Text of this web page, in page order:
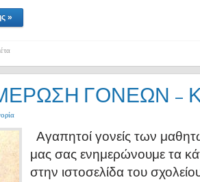
»
ΓΟΝΕΩΝ –
Αγαπητοί γονείς των
μας σας ενημερώνουμε τα
στην ιστοσελίδα του